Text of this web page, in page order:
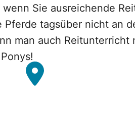
Sie ausreichende
tagsüber nicht an
man auch